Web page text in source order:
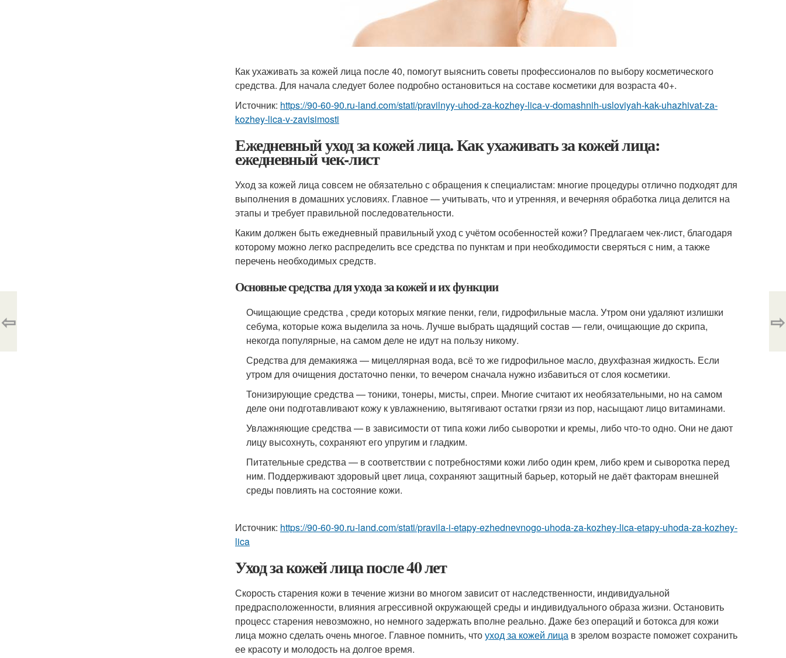
Как ухаживать за кожей лица после 40, помогут выяснить советы профессионалов по выбору косметического
средства. Для начала следует более подробно остановиться на составе косметики для возраста 40+.
Источник: https://90-60-90.ru-land.com/stati/pravilnyy-uhod-za-kozhey-lica-v-domashnih-usloviyah-kak-uhazhivat-za-
kozhey-lica-v-zavisimosti
Ежедневный уход за кожей лица. Как ухаживать за кожей лица:
ежедневный чек-лист
Уход за кожей лица совсем не обязательно с обращения к специалистам: многие процедуры отлично подходят для
выполнения в домашних условиях. Главное — учитывать, что и утренняя, и вечерняя обработка лица делится на
этапы и требует правильной последовательности.
Каким должен быть ежедневный правильный уход с учётом особенностей кожи? Предлагаем чек-лист, благодаря
которому можно легко распределить все средства по пунктам и при необходимости сверяться с ним, а также
перечень необходимых средств.
Основные средства для ухода за кожей и их функции
Очищающие средства , среди которых мягкие пенки, гели, гидрофильные масла. Утром они удаляют излишки
себума, которые кожа выделила за ночь. Лучше выбрать щадящий состав — гели, очищающие до скрипа,
некогда популярные, на самом деле не идут на пользу никому.
Средства для демакияжа — мицеллярная вода, всё то же гидрофильное масло, двухфазная жидкость. Если
утром для очищения достаточно пенки, то вечером сначала нужно избавиться от слоя косметики.
Тонизирующие средства — тоники, тонеры, мисты, спреи. Многие считают их необязательными, но на самом
деле они подготавливают кожу к увлажнению, вытягивают остатки грязи из пор, насыщают лицо витаминами.
Увлажняющие средства — в зависимости от типа кожи либо сыворотки и кремы, либо что-то одно. Они не дают
лицу высохнуть, сохраняют его упругим и гладким.
Питательные средства — в соответствии с потребностями кожи либо один крем, либо крем и сыворотка перед
ним. Поддерживают здоровый цвет лица, сохраняют защитный барьер, который не даёт факторам внешней
среды повлиять на состояние кожи.
Источник: https://90-60-90.ru-land.com/stati/pravila-i-etapy-ezhednevnogo-uhoda-za-kozhey-lica-etapy-uhoda-za-kozhey-
lica
Уход за кожей лица после 40 лет
Скорость старения кожи в течение жизни во многом зависит от наследственности, индивидуальной
предрасположенности, влияния агрессивной окружающей среды и индивидуального образа жизни. Остановить
процесс старения невозможно, но немного задержать вполне реально. Даже без операций и ботокса для кожи
лица можно сделать очень многое. Главное помнить, чтоуход за кожей лица в зрелом возрасте поможет сохранить
ее красоту и молодость на долгое время.
⇦ ⇨